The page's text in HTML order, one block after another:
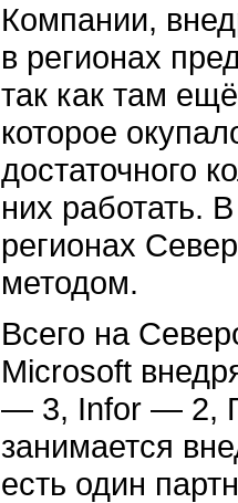
Компании,
в регионах
так как там
которое
достаточного
них работать.
регионах
методом.
Всего на
Microsoft
— 3, Infor — 2,
занимается
есть один